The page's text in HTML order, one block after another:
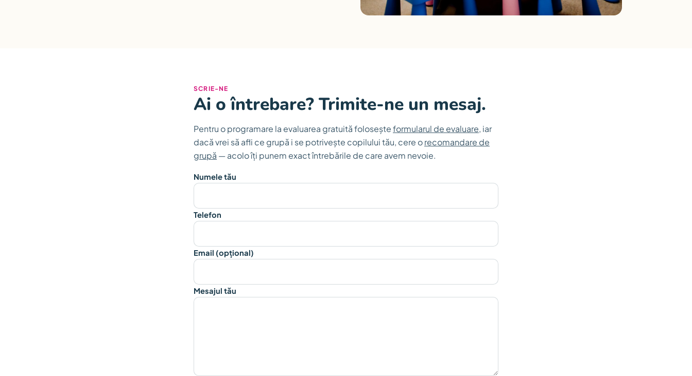
SCRIE-NE
Ai o întrebare? Trimite-ne un mesaj.
Pentru o programare la evaluarea gratuită foloseșteformularul de evaluare, iar
dacă vrei să afli ce grupă i se potrivește copilului tău, cere orecomandare de
grupă — acolo îți punem exact întrebările de care avem nevoie.
Numele tău
Telefon
Email (opțional)
Mesajul tău